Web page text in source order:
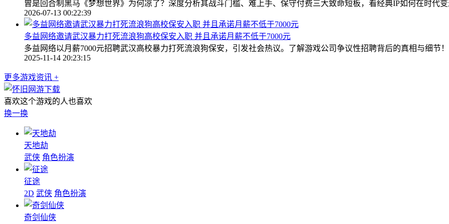
曾是回合制黑马《梦想世界》为何凉了？深度分析其战斗门槛、难上手、保守付费三大致命短板，看经典IP如何在时代变
2026-07-13 00:22:39
多益网络邀请武汉暴力打死流浪狗高校保安入职 并且承诺月薪不低于7000元
多益网络以月薪7000元招聘武汉高校暴力打死流浪狗保安，引发社会热议。了解游戏公司争议性招聘背后的真相与细节！
2025-11-14 20:23:15
更多游戏资讯 +
喜欢这个游戏的人也喜欢
换一换
天地劫
武侠 角色扮演
征途
2D 武侠 角色扮演
奇剑仙侠